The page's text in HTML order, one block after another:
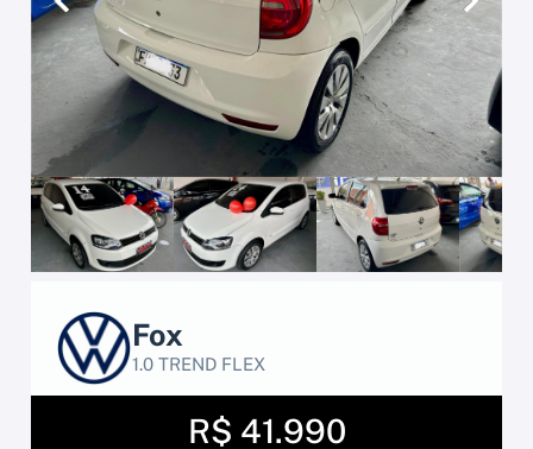
Fox
1.0 TREND FLEX
R$ 41.990
Anterior Próximo